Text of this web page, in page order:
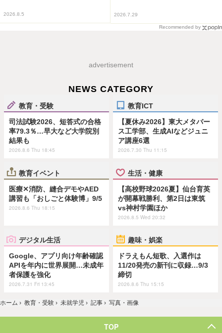
2026.8.5 2026.7.29
Recommended by
advertisement
NEWS CATEGORY
教育・受験
司法試験2026、短答式の合格
率79.3％…早大など大学院別
結果も
2026.8.6 Thu 18:45
教育ICT
【夏休み2026】東大メタバー
ス工学部、生成AIなどジュニ
ア講座6選
2026.7.30 Thu 11:15
教育イベント
医療✕消防、縫合デモやAED
講習も「おしごと体験博」9/5
2026.8.6 Thu 18:15
生活・健康
【高校野球2026夏】仙台育英
が開幕戦勝利、第2日は東筑
vs神村学園ほか
2026.8.5 Wed 20:32
デジタル生活
Google、アプリ向け年齢確認
APIを年内に世界展開…未成年
者保護を強化
2026.7.31 Fri 13:45
趣味・娯楽
ドラえもん短歌、入選作は
11/20発売の新刊に収録…9/3
締切
2026.8.6 Thu 15:15
ホーム › 教育・受験 › 未就学児 › 記事 › 写真・画像
TOP